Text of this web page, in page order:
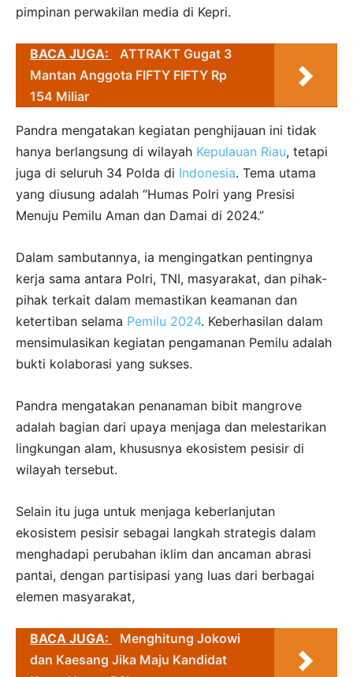
pimpinan perwakilan media di Kepri.
BACA JUGA:
ATTRAKT Gugat 3
Mantan Anggota FIFTY FIFTY Rp
154 Miliar
Pandra mengatakan kegiatan penghijauan ini tidak
hanya berlangsung di wilayah Kepulauan Riau, tetapi
juga di seluruh 34 Polda di Indonesia. Tema utama
yang diusung adalah “Humas Polri yang Presisi
Menuju Pemilu Aman dan Damai di 2024.”
Dalam sambutannya, ia mengingatkan pentingnya
kerja sama antara Polri, TNI, masyarakat, dan pihak-
pihak terkait dalam memastikan keamanan dan
ketertiban selama Pemilu 2024. Keberhasilan dalam
mensimulasikan kegiatan pengamanan Pemilu adalah
bukti kolaborasi yang sukses.
Pandra mengatakan penanaman bibit mangrove
adalah bagian dari upaya menjaga dan melestarikan
lingkungan alam, khususnya ekosistem pesisir di
wilayah tersebut.
Selain itu juga untuk menjaga keberlanjutan
ekosistem pesisir sebagai langkah strategis dalam
menghadapi perubahan iklim dan ancaman abrasi
pantai, dengan partisipasi yang luas dari berbagai
elemen masyarakat,
BACA JUGA:
Menghitung Jokowi
dan Kaesang Jika Maju Kandidat